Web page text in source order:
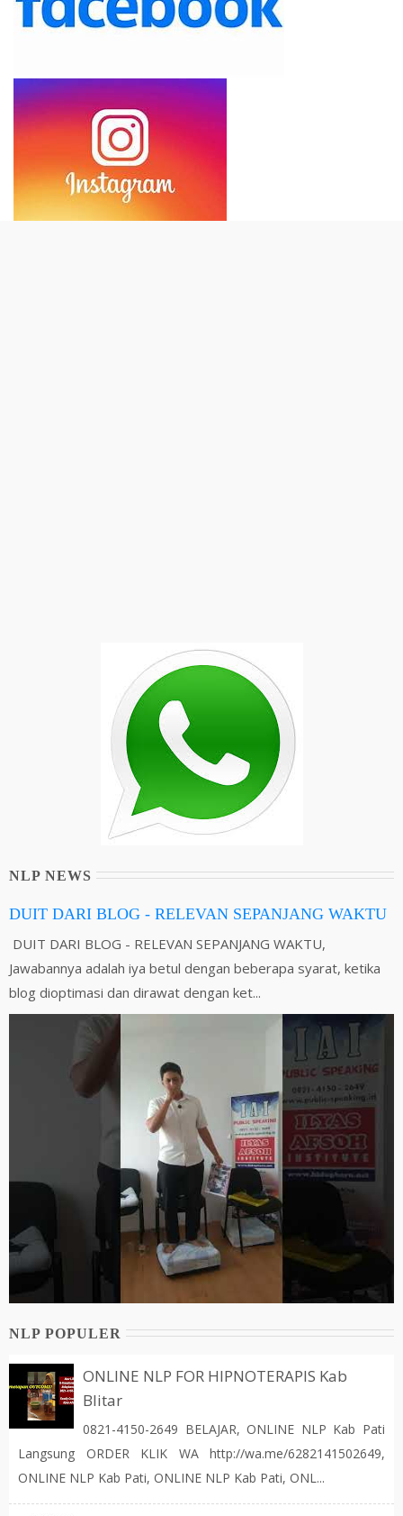
NLP NEWS
DUIT DARI BLOG - RELEVAN SEPANJANG WAKTU
DUIT DARI BLOG - RELEVAN SEPANJANG WAKTU,
Jawabannya adalah iya betul dengan beberapa syarat, ketika
blog dioptimasi dan dirawat dengan ket...
NLP POPULER
ONLINE NLP FOR HIPNOTERAPIS Kab
Blitar
0821-4150-2649 BELAJAR, ONLINE NLP Kab Pati
Langsung ORDER KLIK WA http://wa.me/6282141502649,
ONLINE NLP Kab Pati, ONLINE NLP Kab Pati, ONL...